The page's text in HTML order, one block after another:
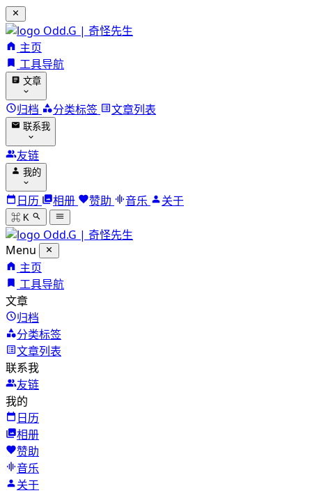
Odd.G | 奇怪先生
主页
工具导航
文章
归档 分类标签 文章列表
联系我
友链
我的
日历 相册 赞助 音乐 关于
⌘ K
Odd.G | 奇怪先生
Menu
主页
工具导航
文章
归档
分类标签
文章列表
联系我
友链
我的
日历
相册
赞助
音乐
关于